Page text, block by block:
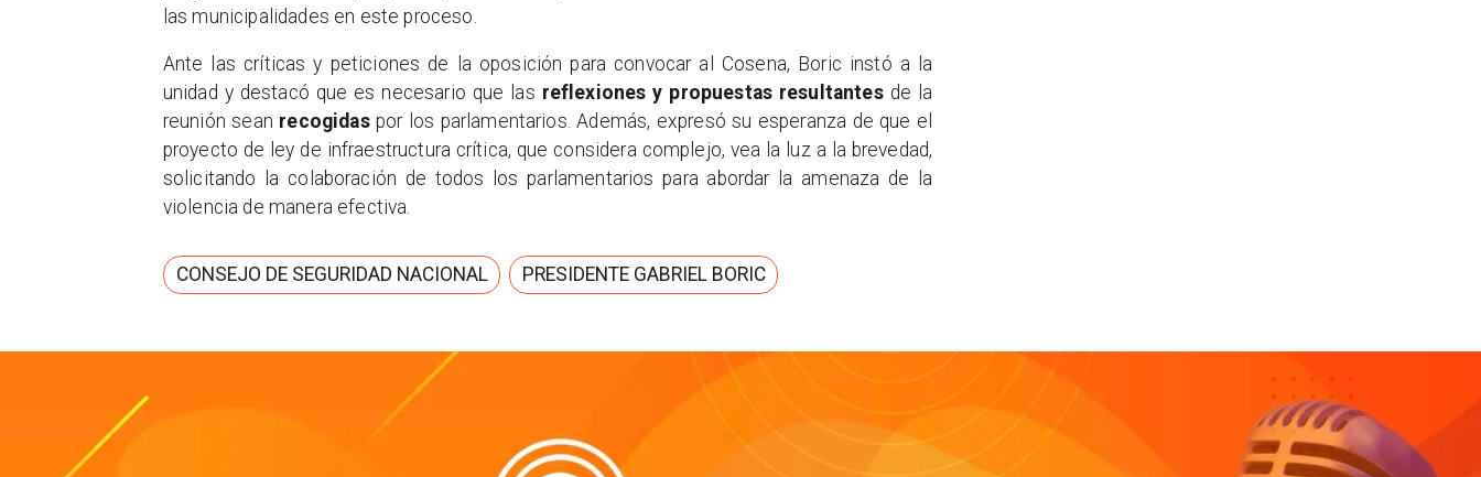
las municipalidades en este proceso.
Ante las críticas y peticiones de la oposición para convocar al Cosena, Boric instó a la
unidad y destacó que es necesario que las reflexiones y propuestas resultantes de la
reunión sean recogidas por los parlamentarios. Además, expresó su esperanza de que el
proyecto de ley de infraestructura crítica, que considera complejo, vea la luz a la brevedad,
solicitando la colaboración de todos los parlamentarios para abordar la amenaza de la
violencia de manera efectiva.
CONSEJO DE SEGURIDAD NACIONAL PRESIDENTE GABRIEL BORIC